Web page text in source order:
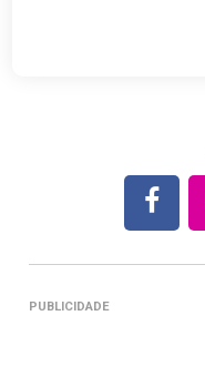
PUBLICIDADE